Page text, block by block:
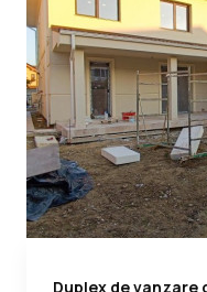
Duplex de vanzare